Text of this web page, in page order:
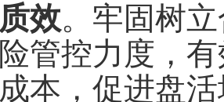
效。牢固树
管控力度，
本，促进盘